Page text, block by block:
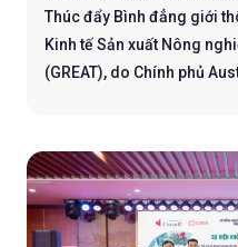
Thúc đẩy Bình đẳng giới
Kinh tế Sản xuất Nông
(GREAT), do Chính phủ